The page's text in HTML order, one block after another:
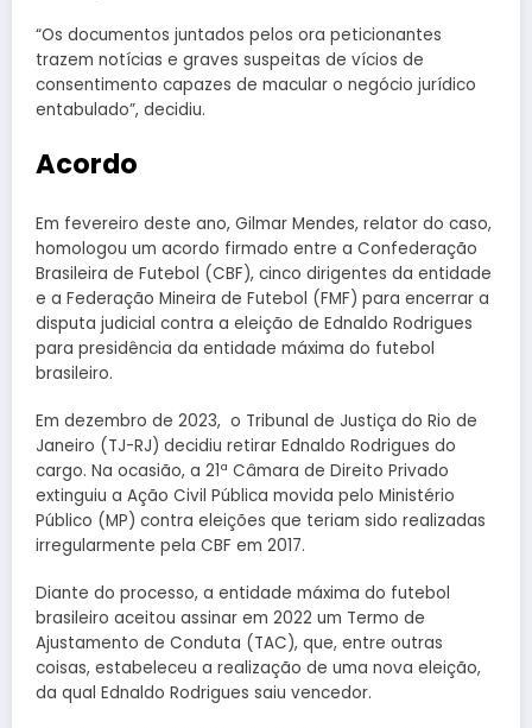
“Os documentos juntados pelos ora peticionantes
trazem notícias e graves suspeitas de vícios de
consentimento capazes de macular o negócio jurídico
entabulado”, decidiu.
Acordo
Em fevereiro deste ano, Gilmar Mendes, relator do caso,
homologou um acordo firmado entre a Confederação
Brasileira de Futebol (CBF), cinco dirigentes da entidade
e a Federação Mineira de Futebol (FMF) para encerrar a
disputa judicial contra a eleição de Ednaldo Rodrigues
para presidência da entidade máxima do futebol
brasileiro.
Em dezembro de 2023, o Tribunal de Justiça do Rio de
Janeiro (TJ-RJ) decidiu retirar Ednaldo Rodrigues do
cargo. Na ocasião, a 21ª Câmara de Direito Privado
extinguiu a Ação Civil Pública movida pelo Ministério
Público (MP) contra eleições que teriam sido realizadas
irregularmente pela CBF em 2017.
Diante do processo, a entidade máxima do futebol
brasileiro aceitou assinar em 2022 um Termo de
Ajustamento de Conduta (TAC), que, entre outras
coisas, estabeleceu a realização de uma nova eleição,
da qual Ednaldo Rodrigues saiu vencedor.